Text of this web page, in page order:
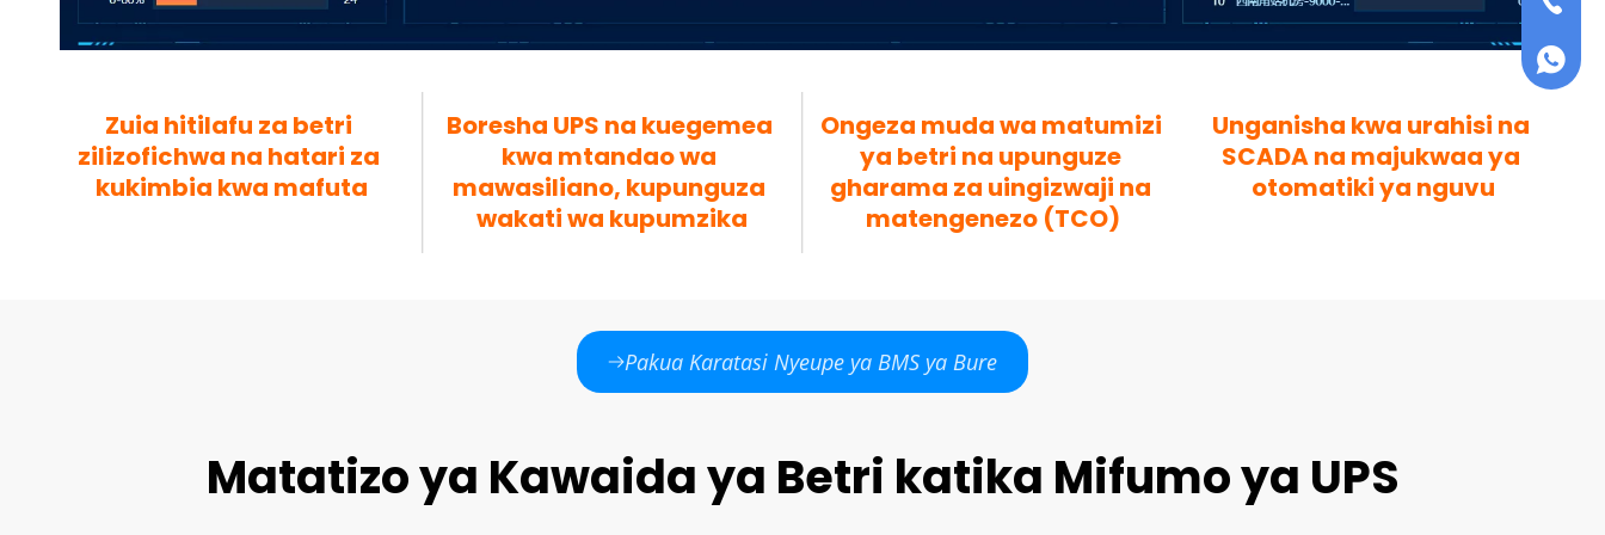
Zuia hitilafu za betri
zilizofichwa na hatari za
kukimbia kwa mafuta
Boresha UPS na kuegemea
kwa mtandao wa
mawasiliano, kupunguza
wakati wa kupumzika
Ongeza muda wa matumizi
ya betri na upunguze
gharama za uingizwaji na
matengenezo (TCO)
Unganisha kwa urahisi na
SCADA na majukwaa ya
otomatiki ya nguvu
Pakua Karatasi Nyeupe ya BMS ya Bure
Matatizo ya Kawaida ya Betri katika Mifumo ya UPS
+86